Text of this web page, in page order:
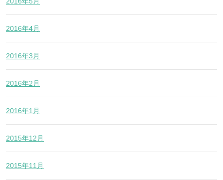
2016年4月
2016年3月
2016年2月
2016年1月
2015年12月
2015年11月